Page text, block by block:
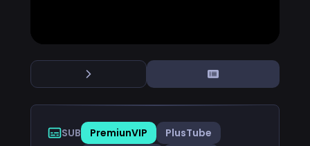
SUB PremiunVIP
PlusTube